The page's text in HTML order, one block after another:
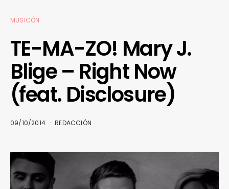
MUSICÓN
TE-MA-ZO! Mary J.
Blige – Right Now
(feat. Disclosure)
09/10/2014 REDACCIÓN